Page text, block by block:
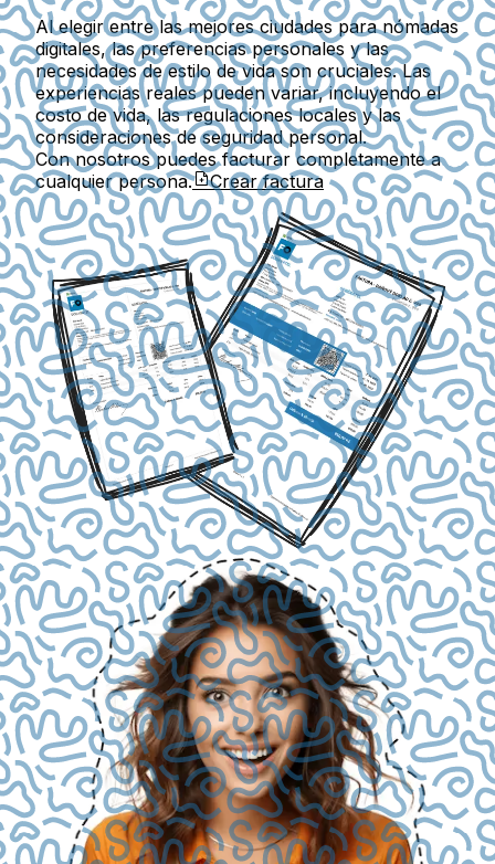
Al elegir entre las mejores ciudades para nómadas
digitales, las preferencias personales y las
necesidades de estilo de vida son cruciales. Las
experiencias reales pueden variar, incluyendo el
costo de vida, las regulaciones locales y las
consideraciones de seguridad personal.
Con nosotros puedes facturar completamente a
cualquier persona.
Crear factura